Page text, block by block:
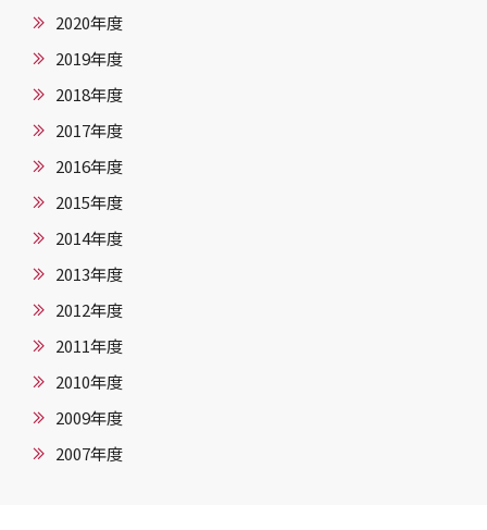
2020年度
2019年度
2018年度
2017年度
2016年度
2015年度
2014年度
2013年度
2012年度
2011年度
2010年度
2009年度
2007年度